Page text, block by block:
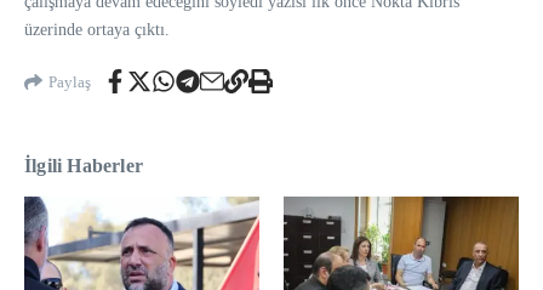
üzerinde ortaya çıktı.
Paylaş
İlgili Haberler